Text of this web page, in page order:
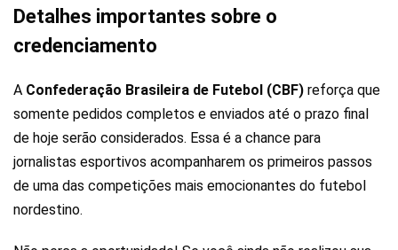
Detalhes importantes sobre o
credenciamento
A Confederação Brasileira de Futebol (CBF) reforça que
somente pedidos completos e enviados até o prazo final
de hoje serão considerados. Essa é a chance para
jornalistas esportivos acompanharem os primeiros passos
de uma das competições mais emocionantes do futebol
nordestino.